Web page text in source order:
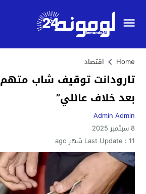
Home اقتصاد
تارودانت توقيف شاب
بعد خلاف عائلي”
Admin Admin
8 سبتمبر 2025
Last Update : 11 شهر ago